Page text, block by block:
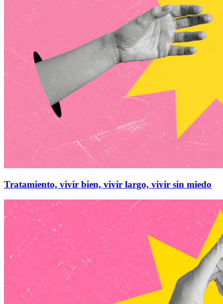
Tratamiento, vivir bien, vivir largo, vivir sin miedo